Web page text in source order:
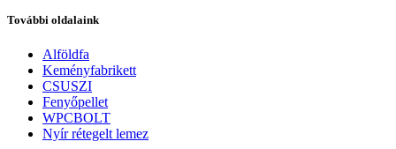
További oldalaink
Alföldfa
Keményfabrikett
CSUSZI
Fenyőpellet
WPCBOLT
Nyír rétegelt lemez